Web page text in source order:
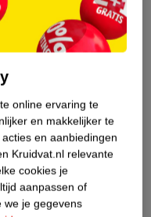
online ervaring te
en makkelijker te
en aanbiedingen
Kruidvat.nl relevante
cookies je
aanpassen of
we je gegevens